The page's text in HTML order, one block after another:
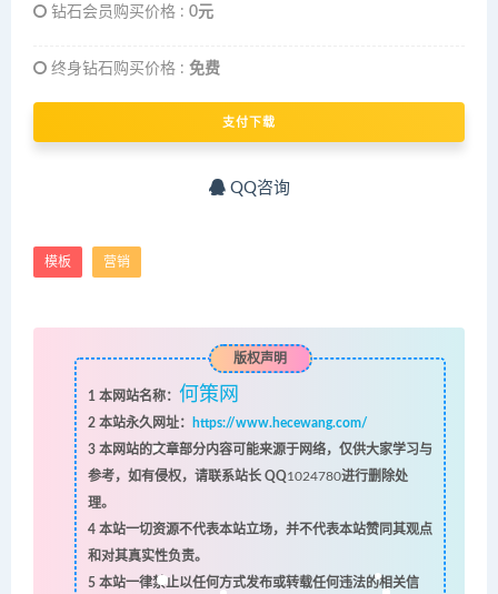
钻石会员购买价格 : 0元
终身钻石购买价格 : 免费
支付下载
QQ咨询
模板 营销
版权声明
1 本网站名称： 何策网
2本站永久网址：
https://www.hecewang.com/
3本网站的文章部分内容可能来源于网络，仅供大家学习与
参考，如有侵权，请联系站长 QQ1024780进行删除处
理。
4本站一切资源不代表本站立场，并不代表本站赞同其观点
和对其真实性负责。
5本站一律禁止以任何方式发布或转载任何违法的相关信